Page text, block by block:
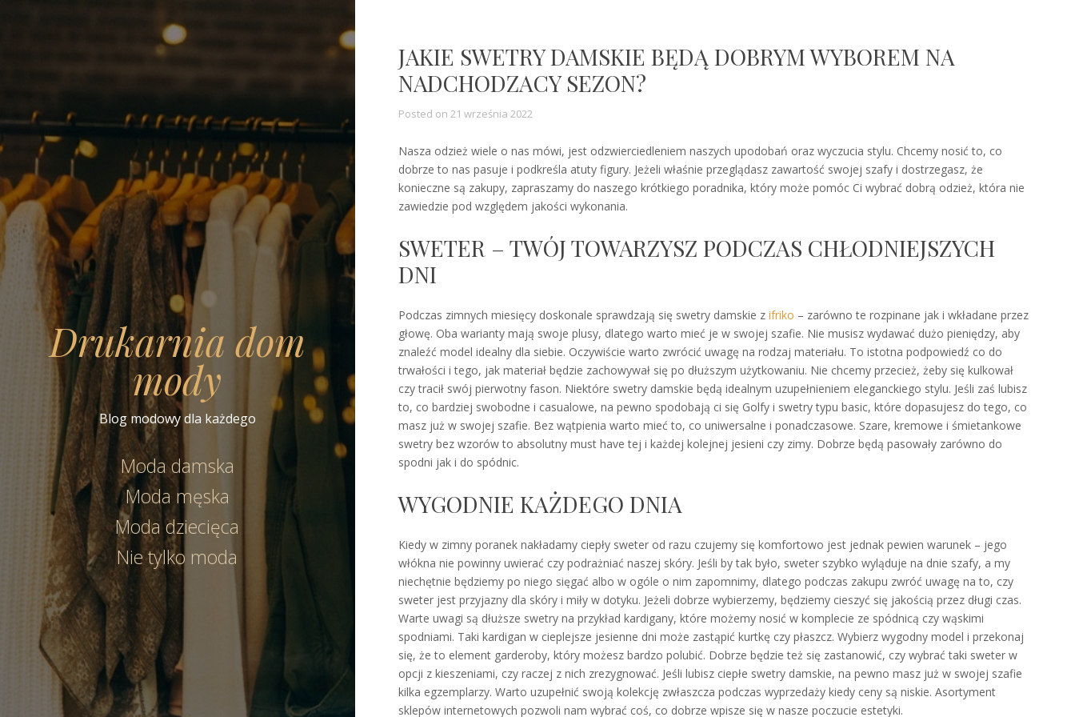
Drukarnia dom
mody
Blog modowy dla każdego
Moda damska
Moda męska
Moda dziecięca
Nie tylko moda
JAKIE SWETRY DAMSKIE BĘDĄ DOBRYM WYBOREM NA
NADCHODZACY SEZON?
Posted on 21 września 2022
Nasza odzież wiele o nas mówi, jest odzwierciedleniem naszych upodobań oraz wyczucia stylu. Chcemy nosić to, co
dobrze to nas pasuje i podkreśla atuty figury. Jeżeli właśnie przeglądasz zawartość swojej szafy i dostrzegasz, że
konieczne są zakupy, zapraszamy do naszego krótkiego poradnika, który może pomóc Ci wybrać dobrą odzież, która nie
zawiedzie pod względem jakości wykonania.
SWETER – TWÓJ TOWARZYSZ PODCZAS CHŁODNIEJSZYCH
DNI
Podczas zimnych miesięcy doskonale sprawdzają się swetry damskie z ifriko – zarówno te rozpinane jak i wkładane przez
głowę. Oba warianty mają swoje plusy, dlatego warto mieć je w swojej szafie. Nie musisz wydawać dużo pieniędzy, aby
znaleźć model idealny dla siebie. Oczywiście warto zwrócić uwagę na rodzaj materiału. To istotna podpowiedź co do
trwałości i tego, jak materiał będzie zachowywał się po dłuższym użytkowaniu. Nie chcemy przecież, żeby się kulkował
czy tracił swój pierwotny fason. Niektóre swetry damskie będą idealnym uzupełnieniem eleganckiego stylu. Jeśli zaś lubisz
to, co bardziej swobodne i casualowe, na pewno spodobają ci się Golfy i swetry typu basic, które dopasujesz do tego, co
masz już w swojej szafie. Bez wątpienia warto mieć to, co uniwersalne i ponadczasowe. Szare, kremowe i śmietankowe
swetry bez wzorów to absolutny must have tej i każdej kolejnej jesieni czy zimy. Dobrze będą pasowały zarówno do
spodni jak i do spódnic.
WYGODNIE KAŻDEGO DNIA
Kiedy w zimny poranek nakładamy ciepły sweter od razu czujemy się komfortowo jest jednak pewien warunek – jego
włókna nie powinny uwierać czy podrażniać naszej skóry. Jeśli by tak było, sweter szybko wyląduje na dnie szafy, a my
niechętnie będziemy po niego sięgać albo w ogóle o nim zapomnimy, dlatego podczas zakupu zwróć uwagę na to, czy
sweter jest przyjazny dla skóry i miły w dotyku. Jeżeli dobrze wybierzemy, będziemy cieszyć się jakością przez długi czas.
Warte uwagi są dłuższe swetry na przykład kardigany, które możemy nosić w komplecie ze spódnicą czy wąskimi
spodniami. Taki kardigan w cieplejsze jesienne dni może zastąpić kurtkę czy płaszcz. Wybierz wygodny model i przekonaj
się, że to element garderoby, który możesz bardzo polubić. Dobrze będzie też się zastanowić, czy wybrać taki sweter w
opcji z kieszeniami, czy raczej z nich zrezygnować. Jeśli lubisz ciepłe swetry damskie, na pewno masz już w swojej szafie
kilka egzemplarzy. Warto uzupełnić swoją kolekcję zwłaszcza podczas wyprzedaży kiedy ceny są niskie. Asortyment
sklepów internetowych pozwoli nam wybrać coś, co dobrze wpisze się w nasze poczucie estetyki.